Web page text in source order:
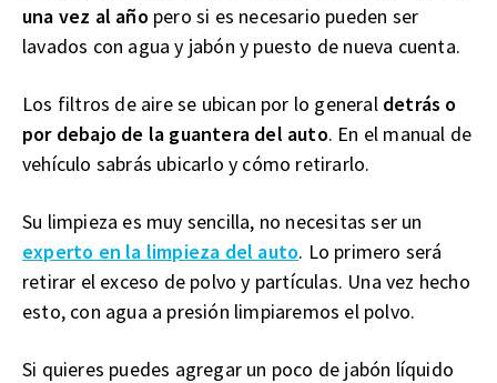
una vez al añopero si es necesario pueden ser
lavados con agua y jabón y puesto de nueva cuenta.
Los filtros de aire se ubican por lo general detrás o
por debajo de la guantera del auto. En el manual de
vehículo sabrás ubicarlo y cómo retirarlo.
Su limpieza es muy sencilla, no necesitas ser un
experto en la limpieza del auto. Lo primero será
retirar el exceso de polvo y partículas. Una vez hecho
esto, con agua a presión limpiaremos el polvo.
Si quieres puedes agregar un poco de jabón líquido